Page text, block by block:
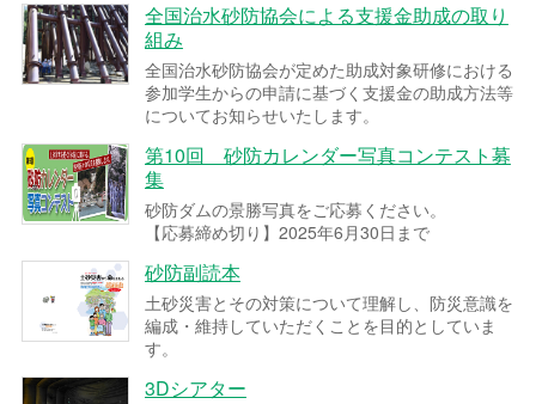
全国治水砂防協会による支援金助成の取り
組み
全国治水砂防協会が定めた助成対象研修における
参加学生からの申請に基づく支援金の助成方法等
についてお知らせいたします。
第10回 砂防カレンダー写真コンテスト募
集
砂防ダムの景勝写真をご応募ください。
【応募締め切り】2025年6月30日まで
砂防副読本
土砂災害とその対策について理解し、防災意識を
編成・維持していただくことを目的としていま
す。
3Dシアター